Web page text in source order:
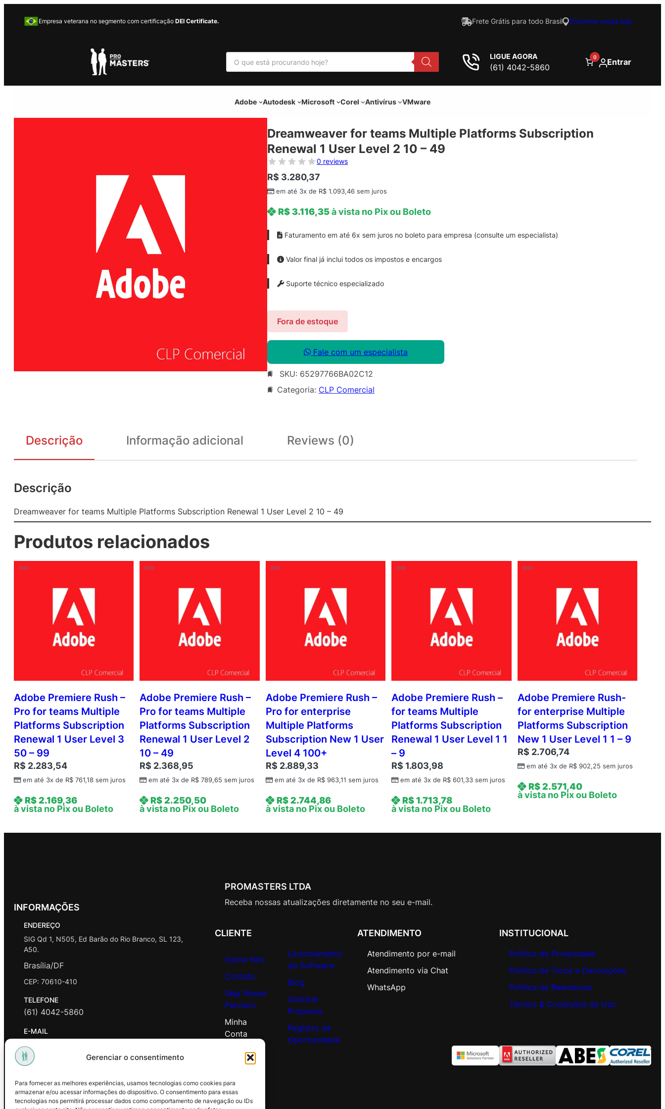
Gerenciar o consentimento
Para fornecer as melhores experiências, usamos tecnologias como cookies para
armazenar e/ou acessar informações do dispositivo. O consentimento para essas
tecnologias nos permitirá processar dados como comportamento de navegação ou IDs
Empresa veterana no segmento com certificação DEI Certificate. Frete Grátis para todo Brasil Encontre nossa loja
P
s
u
r
LIGUE AGORA
(61) 4042-5860
0 Entrar
Adobe Autodesk Microsoft Corel Antivírus VMware
Dreamweaver for teams Multiple Platforms Subscription
Renewal 1 User Level 2 10 – 49
0 reviews
R$ 3.280,37
em até 3x de R$ 1.093,46 sem juros
R$3.116,35à vista no Pix ou Boleto
Faturamento em até 6x sem juros no boleto para empresa (consulte um especialista)
Valor final já inclui todos os impostos e encargos
Suporte técnico especializado
Fora de estoque
Fale com um especialista
SKU: 65297766BA02C12
Categoria: CLP Comercial
Descrição Informação adicional Reviews (0)
Descrição
Dreamweaver for teams Multiple Platforms Subscription Renewal 1 User Level 2 10 – 49
Produtos relacionados
Adobe Premiere Rush –
Pro for teams Multiple
Platforms Subscription
Renewal 1 User Level 3
50 – 99
R$ 2.283,54
em até 3x de R$ 761,18 sem juros
R$2.169,36
à vista no Pix ou Boleto
Adobe Premiere Rush –
Pro for teams Multiple
Platforms Subscription
Renewal 1 User Level 2
10 – 49
R$ 2.368,95
em até 3x de R$ 789,65 sem juros
R$2.250,50
à vista no Pix ou Boleto
Adobe Premiere Rush –
Pro for enterprise
Multiple Platforms
Subscription New 1 User
Level 4 100+
R$ 2.889,33
em até 3x de R$963,11 sem juros
R$2.744,86
à vista no Pix ou Boleto
Adobe Premiere Rush –
for teams Multiple
Platforms Subscription
Renewal 1 User Level 1 1
– 9
R$ 1.803,98
em até 3x de R$ 601,33 sem juros
R$1.713,78
à vista no Pix ou Boleto
Adobe Premiere Rush-
for enterprise Multiple
Platforms Subscription
New 1 User Level 1 1 – 9
R$ 2.706,74
em até 3x de R$902,25 sem juros
R$2.571,40
à vista no Pix ou Boleto
INFORMAÇÕES
ENDEREÇO
SIG Qd 1, N505, Ed Barão do Rio Branco, SL 123,
A50.
Brasília/DF
CEP: 70610-410
TELEFONE
(61) 4042-5860
E-MAIL
contato@promasters.net.br
HORÁRIO DE ATENDIMENTO
Facebook Instagram Youtube
PROMASTERS LTDA
Receba nossas atualizações diretamente no seu e-mail.
CLIENTE
Sobre Nós
Contato
Seja Nosso
Parceiro
Minha
Conta
Licenciamento
de Software
Blog
Solicitar
Proposta
Registro de
Oportunidade
ATENDIMENTO
Atendimento por e-mail
Atendimento via Chat
WhatsApp
INSTITUCIONAL
Política de Privacidade
Política de Troca e Devoluções
Política de Reembolso
Termos & Condições de Uso